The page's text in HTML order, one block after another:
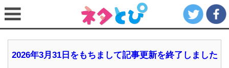
2026年3月31日をもちまして記事更新を終了しました